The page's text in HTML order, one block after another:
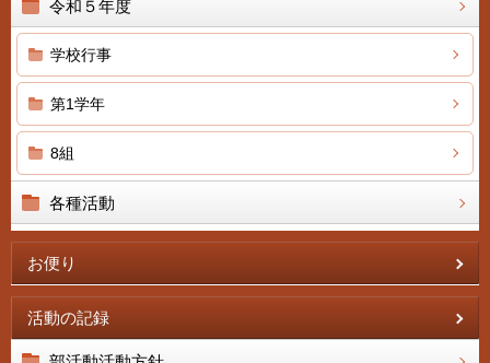
令和５年度
学校行事
第1学年
8組
各種活動
お便り
活動の記録